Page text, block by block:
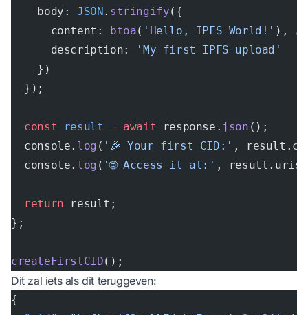
    body:
JSON. stringify({
      content:
btoa( 'Hello, IPFS World!' ), //
      description:
'My first IPFS upload'
    })
  });
  const
result = await response. json ();
  console.
log ( '🎉 Your first CID:' ,
  console.
log ( '🌐 Access it at:' ,
  return
result;
};
createFirstCID();
Dit zal iets als dit teruggeven:
{